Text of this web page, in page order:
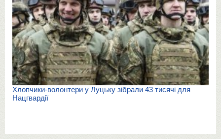
Хлопчики-волонтери у Луцьку зібрали 43 тисячі для
Нацгвардії